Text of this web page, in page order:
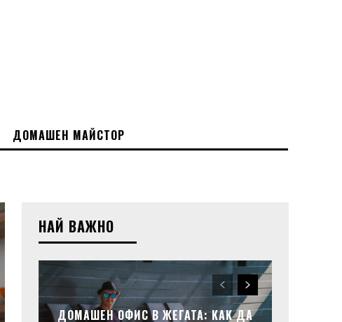
ДОМАШЕН МАЙСТОР
НАЙ ВАЖНО
ДОМАШЕН ОФИС В ЖЕГАТА: КАК ДА